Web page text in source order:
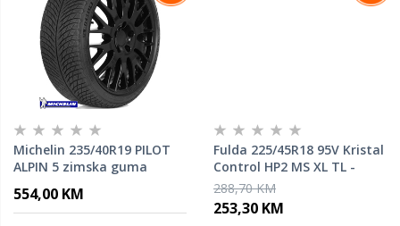
Michelin 235/40R19 PILOT
ALPIN 5 zimska guma
554,00 KM
Fulda 225/45R18 95V Kristal
Control HP2 MS XL TL -
zimska guma
288,70 KM
253,30 KM